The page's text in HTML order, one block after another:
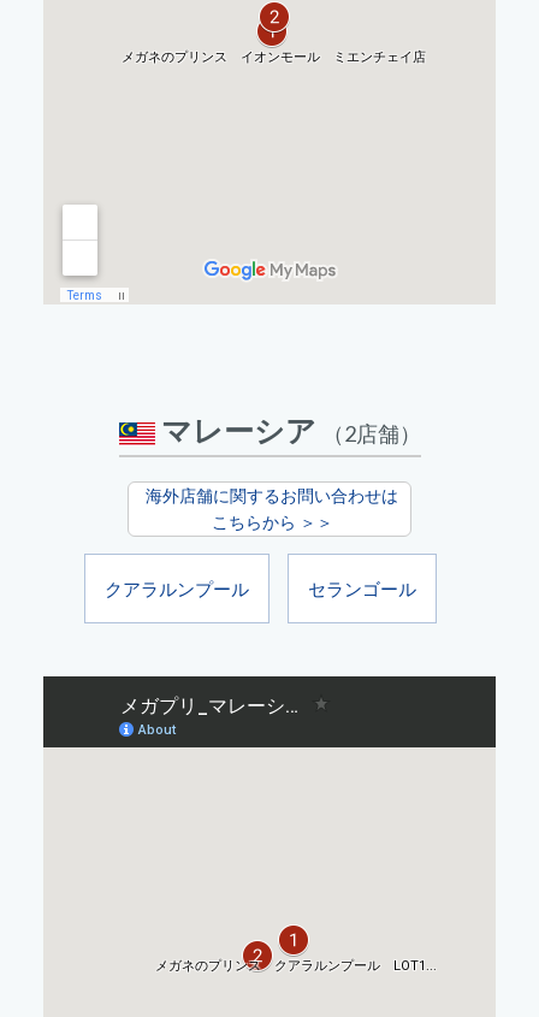
マレーシア （2店舗）
海外店舗に関するお問い合わせは
こちらから ＞＞
クアラルンプール セランゴール